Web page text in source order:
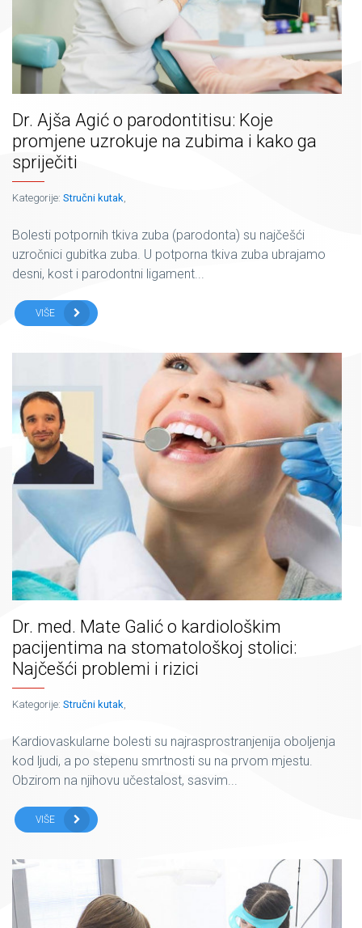
Dr. Ajša Agić o parodontitisu: Koje
promjene uzrokuje na zubima i kako ga
spriječiti
Kategorije: Stručni kutak,
Bolesti potpornih tkiva zuba (parodonta) su najčešći
uzročnici gubitka zuba. U potporna tkiva zuba ubrajamo
desni, kost i parodontni ligament...
VIŠE
Dr. med. Mate Galić o kardiološkim
pacijentima na stomatološkoj stolici:
Najčešći problemi i rizici
Kategorije: Stručni kutak,
Kardiovaskularne bolesti su najrasprostranjenija oboljenja
kod ljudi, a po stepenu smrtnosti su na prvom mjestu.
Obzirom na njihovu učestalost, sasvim...
VIŠE